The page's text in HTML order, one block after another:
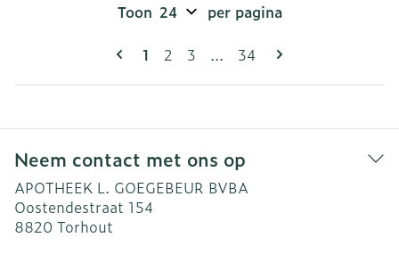
Pagina's
U lees momenteel pagina
1 Pagina
2 Pagina
3 ... Pagina
34
Toon per pagina
Neem contact met ons op
APOTHEEK L. GOEGEBEUR BVBA
Oostendestraat 154
8820 Torhout